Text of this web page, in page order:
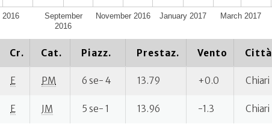
2016
September
2016
November 2016 January 2017 March 2017
Cr. Cat. Piazz. Prestaz. Vento Città
E PM 6 se- 4 13.79 +0.0 Chiari
E JM 5 se- 1 13.96 -1.3 Chiari